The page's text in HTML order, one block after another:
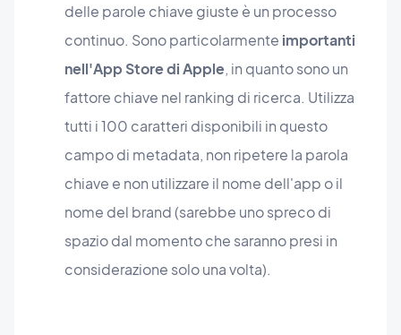
delle parole chiave giuste è un processo
continuo. Sono particolarmente importanti
nell'App Store di Apple, in quanto sono un
fattore chiave nel ranking di ricerca. Utilizza
tutti i 100 caratteri disponibili in questo
campo di metadata, non ripetere la parola
chiave e non utilizzare il nome dell'app o il
nome del brand (sarebbe uno spreco di
spazio dal momento che saranno presi in
considerazione solo una volta).